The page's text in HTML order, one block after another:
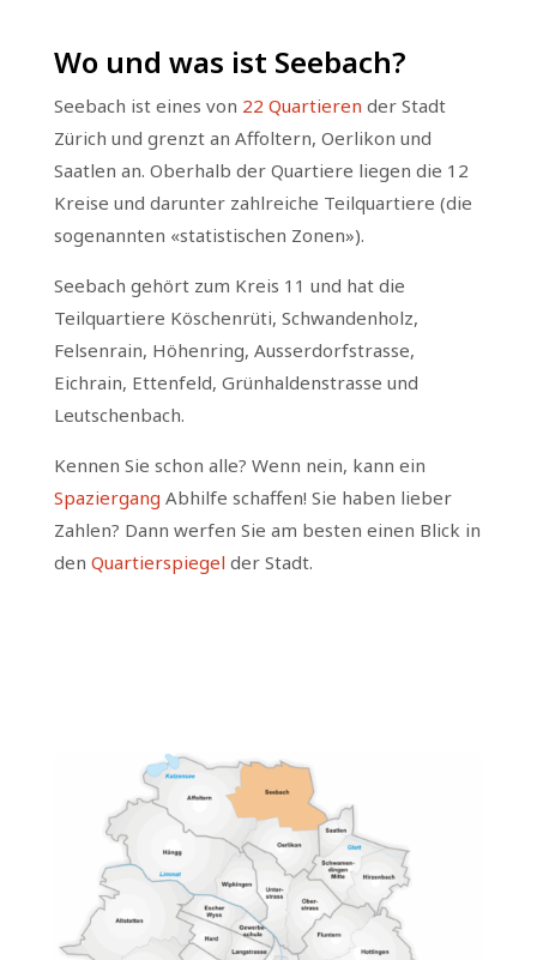
Wo und was ist Seebach?
Seebach ist eines von 22 Quartieren der Stadt
Zürich und grenzt an Affoltern, Oerlikon und
Saatlen an. Oberhalb der Quartiere liegen die 12
Kreise und darunter zahlreiche Teilquartiere (die
sogenannten «statistischen Zonen»).
Seebach gehört zum Kreis 11 und hat die
Teilquartiere Köschenrüti, Schwandenholz,
Felsenrain, Höhenring, Ausserdorfstrasse,
Eichrain, Ettenfeld, Grünhaldenstrasse und
Leutschenbach.
Kennen Sie schon alle? Wenn nein, kann ein
Spaziergang Abhilfe schaffen! Sie haben lieber
Zahlen? Dann werfen Sie am besten einen Blick in
den Quartierspiegel der Stadt.